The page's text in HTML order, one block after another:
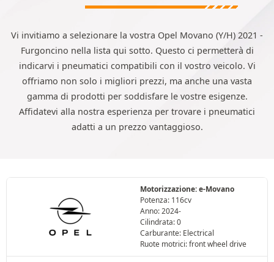
Vi invitiamo a selezionare la vostra Opel Movano (Y/H) 2021 -
Furgoncino nella lista qui sotto. Questo ci permetterà di
indicarvi i pneumatici compatibili con il vostro veicolo. Vi
offriamo non solo i migliori prezzi, ma anche una vasta
gamma di prodotti per soddisfare le vostre esigenze.
Affidatevi alla nostra esperienza per trovare i pneumatici
adatti a un prezzo vantaggioso.
Motorizzazione: e-Movano
Potenza: 116cv
Anno: 2024-
Cilindrata: 0
Carburante: Electrical
Ruote motrici: front wheel drive